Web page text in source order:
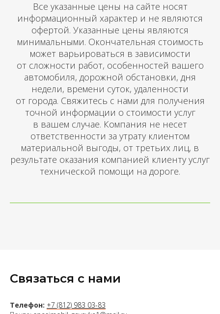
Все указанные цены на сайте носят
информационный характер и не являются
офертой. Указанные цены являются
минимальными. Окончательная стоимость
может варьироваться в зависимости
от сложности работ, особенностей вашего
автомобиля, дорожной обстановки, дня
недели, времени суток, удаленности
от города. Свяжитесь с нами для получения
точной информации о стоимости услуг
в вашем случае. Компания не несет
ответственности за утрату клиентом
материальной выгоды, от третьих лиц, в
результате оказания компанией клиенту услуг
технической помощи на дороге.
Связаться с нами
Телефон: +7 (812) 983 03-83